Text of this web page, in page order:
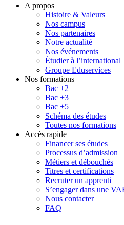
A propos
Histoire & Valeurs
Nos campus
Nos partenaires
Notre actualité
Nos événements
Étudier à l’international
Groupe Eduservices
Nos formations
Bac +2
Bac +3
Bac +5
Schéma des études
Toutes nos formations
Accès rapide
Financer ses études
Processus d’admission
Métiers et débouchés
Titres et certifications
Recruter un apprenti
S’engager dans une
Nous contacter
FAQ